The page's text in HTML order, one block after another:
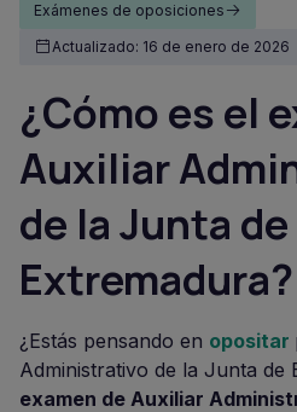
Exámenes de oposiciones
Actualizado: 16 de enero de 2026
¿Cómo es el
Auxiliar
de la Junta de
Extremadura?
¿Estás pensando en opositar
Administrativo de la Junta de
examen de Auxiliar